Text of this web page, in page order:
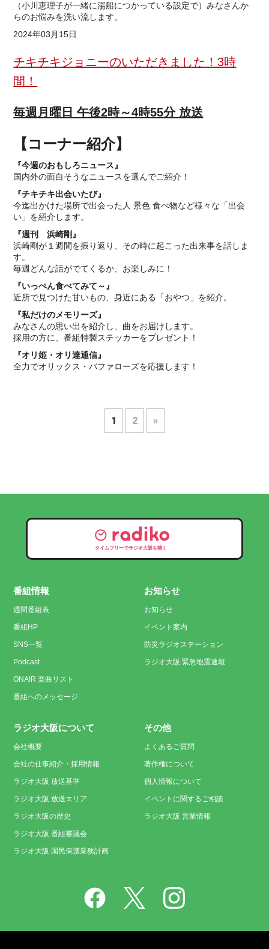
（小川恵理子が一緒に湯船につかっている設定で）みなさんか
らのお悩みを洗い流します。
2024年03月15日
チキチキジョニーのいただきました！3時
間！
毎週月曜日 午後2時～4時55分 放送
【コーナー紹介】
『今週のおもしろニュース』
国内外の面白そうなニュースを選んでご紹介！
『チキチキ出会いたび』
今迄出かけた場所で出会った人 景色 食べ物など様々な「出会
い」を紹介します。
『週刊 浜崎剛』
浜崎剛が１週間を振り返り、その時に起こった出来事を話しま
す。
毎週どんな話がでてくるか、お楽しみに！
『いっぺん食べてみて～』
近所で見つけた甘いもの、身近にある「おやつ」を紹介。
『私だけのメモリーズ』
みなさんの思い出を紹介し、曲をお届けします。
採用の方に、番組特製ステッカーをプレゼント！
『オリ姫・オリ達通信』
全力でオリックス・バファローズを応援します！
1 2 »
タイムフリーでラジオ大阪を聴く
番組情報
週間番組表
番組HP
SNS一覧
Podcast
ONAIR 楽曲リスト
番組へのメッセージ
お知らせ
お知らせ
イベント案内
防災ラジオステーション
ラジオ大阪 緊急地震速報
ラジオ大阪について
会社概要
会社の仕事紹介・採用情報
ラジオ大阪 放送基準
ラジオ大阪 放送エリア
ラジオ大阪の歴史
ラジオ大阪 番組審議会
ラジオ大阪 国民保護業務計画
その他
よくあるご質問
著作権について
個人情報について
イベントに関するご相談
ラジオ大阪 営業情報